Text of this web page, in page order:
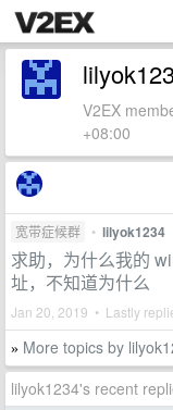
V2EX
+08:00
宽带症候群 • lilyok1234
求助，为什么我的
址，不知道为什么
Jan 20, 2019 • Lastly
» More topics by
lilyok1234's recent